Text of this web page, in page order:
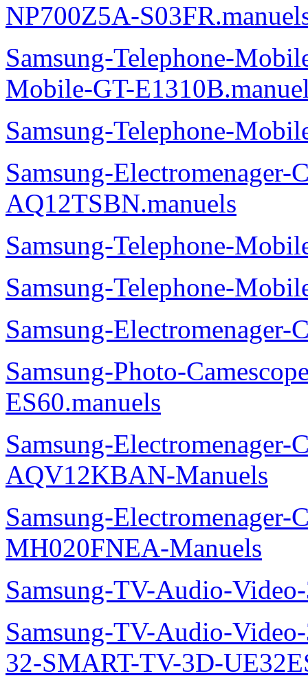
NP700Z5A-
Samsung-Telephone-
Mobile-GT-
Samsung-Telephone-
Samsung-Electromenager-
AQ12TSBN.manuels
Samsung-Telephone-
Samsung-Telephone-
Samsung-
Samsung-Photo-
ES60.manuels
Samsung-Electromenager-
AQV12KBAN-Manuels
Samsung-Electromenager-
MH020FNEA-Manuels
Samsung-TV-Audio-
Samsung-TV-Audio-
32-SMART-TV-3D-